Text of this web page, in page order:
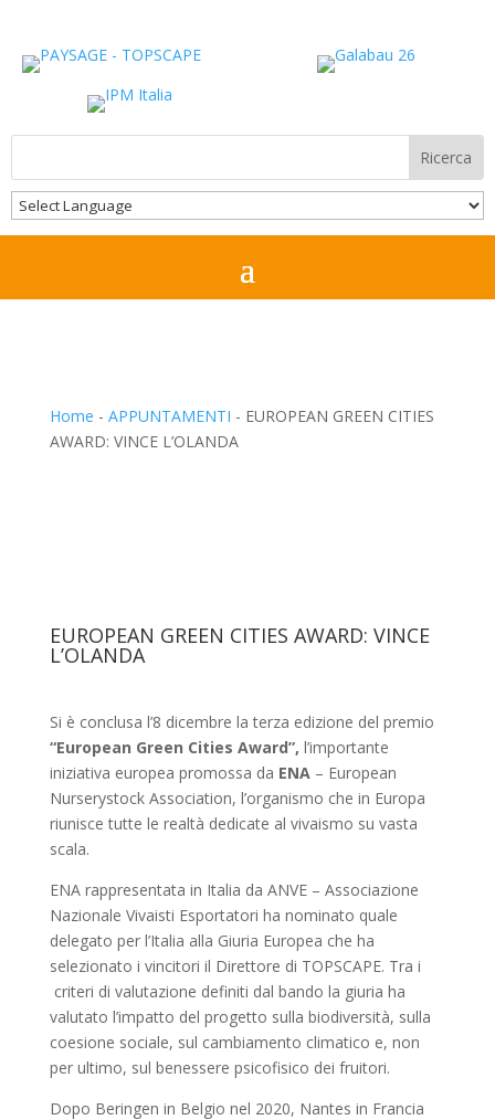
Home - APPUNTAMENTI - EUROPEAN GREEN CITIES
AWARD: VINCE L’OLANDA
EUROPEAN GREEN CITIES AWARD: VINCE
L’OLANDA
Si è conclusa l’8 dicembre la terza edizione del premio
“European Green Cities Award”, l’importante
iniziativa europea promossa da ENA– European
Nurserystock Association, l’organismo che in Europa
riunisce tutte le realtà dedicate al vivaismo su vasta
scala.
ENA rappresentata in Italia da ANVE – Associazione
Nazionale Vivaisti Esportatori ha nominato quale
delegato per l’Italia alla Giuria Europea che ha
selezionato i vincitori il Direttore di TOPSCAPE. Tra i
criteri di valutazione definiti dal bando la giuria ha
valutato l’impatto del progetto sulla biodiversità, sulla
coesione sociale, sul cambiamento climatico e, non
per ultimo, sul benessere psicofisico dei fruitori.
Dopo Beringen in Belgio nel 2020, Nantes in Francia